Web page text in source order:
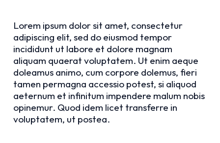
Lorem ipsum dolor sit amet, consectetur
adipiscing elit, sed do eiusmod tempor
incididunt ut labore et dolore magnam
aliquam quaerat voluptatem. Ut enim aeque
doleamus animo, cum corpore dolemus, fieri
tamen permagna accessio potest, si aliquod
aeternum et infinitum impendere malum nobis
opinemur. Quod idem licet transferre in
voluptatem, ut postea.